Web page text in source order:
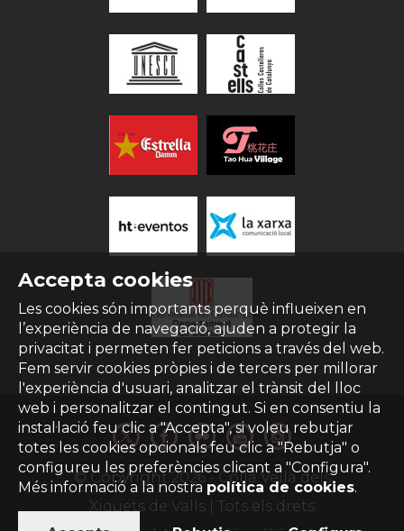
Accepta cookies
Les cookies són importants perquè influeixen en
l’experiència de navegació, ajuden a protegir la
privacitat i permeten fer peticions a través del web.
Fem servir cookies pròpies i de tercers per millorar
l'experiència d'usuari, analitzar el trànsit del lloc
web i personalitzar el contingut. Si en consentiu la
instal·lació feu clic a "Accepta", si voleu rebutjar
totes les cookies opcionals feu clic a "Rebutja" o
configureu les preferències clicant a "Configura".
Més informació a la nostrapolítica de cookies.
© Copyright2026- Colla Vella dels
Xiquets de Valls | Tots els drets